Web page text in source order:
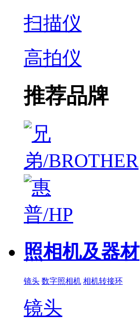
扫描仪
高拍仪
推荐品牌
照相机及器材
镜头 数字照相机 相机转接环
镜头